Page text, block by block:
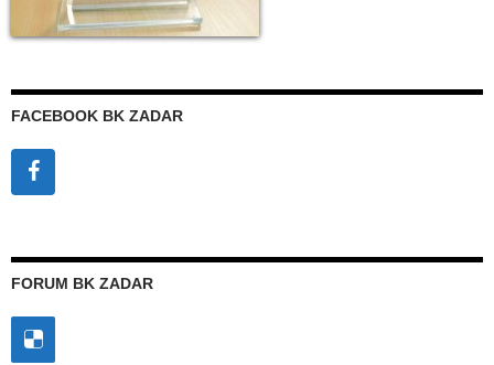
FACEBOOK BK ZADAR
FORUM BK ZADAR